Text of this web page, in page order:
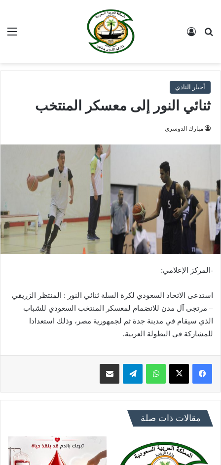
بحث عن
أخبار النادي
ثنائي النور إلى معسكر المنتخب
مبارك الدوسري
-المركز الإعلامي:
استدعى الاتحاد السعودي لكرة السلة ثنائي النور : المنتظر الزريقي
– مرتجى آل مدن للانضمام لمعسكر المنتخب السعودي للشباب
الذي سيقام في مدينة جدة ثم لجمهورية مصر، وذلك استعدادا
للمشاركة في البطولة العربية.
فيسبوك X واتساب تيلقرام
مقالات ذات صلة